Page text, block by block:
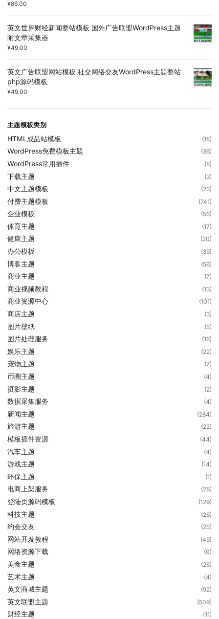
¥86.00
英文世界财经新闻整站模板 国外广告联盟WordPress主题
附文章采集器
¥49.00
英文广告联盟网站模板 社交网络交友WordPress主题整站
php源码模板
¥49.00
主题模板类别
HTML成品站模板 (18)
WordPress免费模板主题 (36)
WordPress常用插件 (8)
下载主题 (3)
中文主题模板 (23)
付费主题模板 (741)
企业模板 (56)
体育主题 (17)
健康主题 (20)
办公模板 (39)
博客主题 (56)
商业主题 (7)
商业视频教程 (13)
商业资源中心 (101)
商店主题 (3)
图片壁纸 (5)
图片处理服务 (16)
娱乐主题 (22)
宠物主题 (7)
币圈主题 (4)
摄影主题 (2)
数据采集服务 (4)
新闻主题 (284)
旅游主题 (22)
模板插件资源 (44)
汽车主题 (4)
游戏主题 (14)
环保主题 (1)
电商上架服务 (28)
登陆页源码模板 (129)
科技主题 (26)
约会交友 (25)
网站开发教程 (49)
网络资源下载 (0)
美食主题 (26)
艺术主题 (4)
英文商城主题 (92)
英文联盟主题 (509)
财经主题 (11)